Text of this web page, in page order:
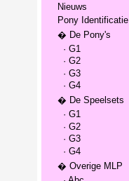
Nieuws
Pony Identificatie
� De Pony's
· G1
· G2
· G3
· G4
� De Speelsets
· G1
· G2
· G3
· G4
� Overige MLP